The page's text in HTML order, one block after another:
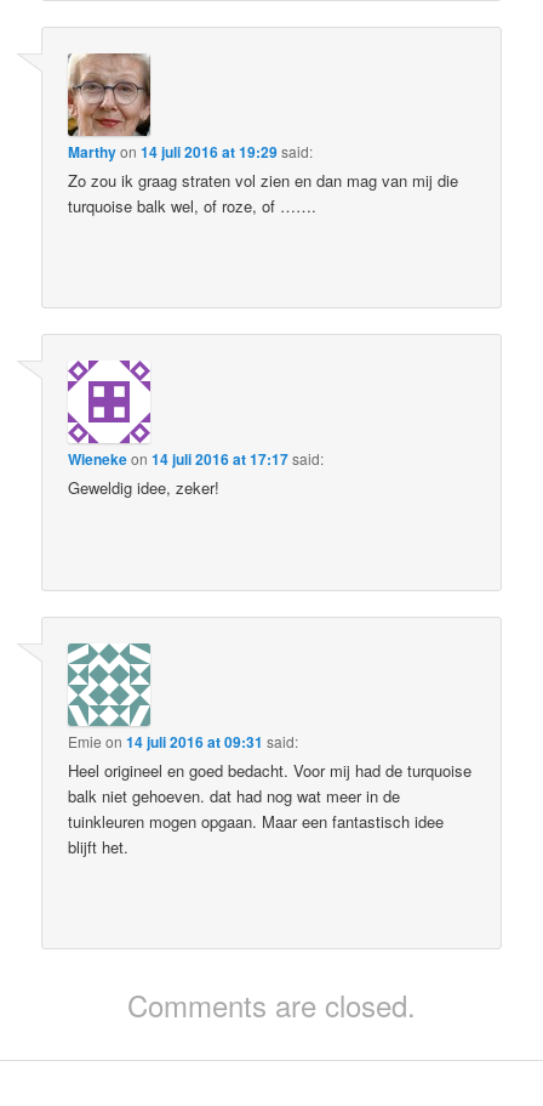
Marthyon14 juli 2016 at 19:29said:
Zo zou ik graag straten vol zien en dan mag van mij die
turquoise balk wel, of roze, of …….
Wienekeon14 juli 2016 at 17:17said:
Geweldig idee, zeker!
Emie on14 juli 2016 at 09:31 said:
Heel origineel en goed bedacht. Voor mij had de turquoise
balk niet gehoeven. dat had nog wat meer in de
tuinkleuren mogen opgaan. Maar een fantastisch idee
blijft het.
Comments are closed.